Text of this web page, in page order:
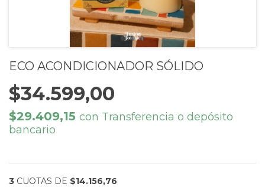
ECO ACONDICIONADOR SÓLIDO
$34.599,00
$29.409,15 con Transferencia o depósito
bancario
3 CUOTAS DE $14.156,76